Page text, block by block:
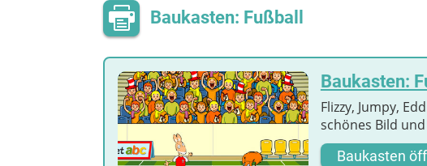
Baukasten: Fußball
Baukasten:
Flizzy, Jumpy,
schönes Bild
Baukasten